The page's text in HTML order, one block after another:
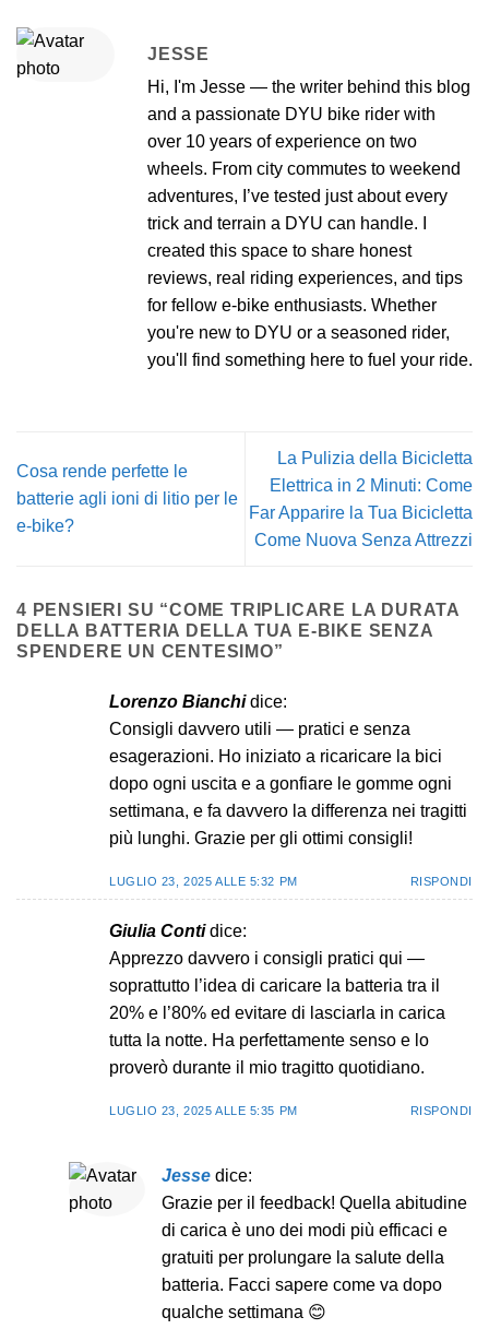
JESSE
Hi, I'm Jesse — the writer behind this blog
and a passionate DYU bike rider with
over 10 years of experience on two
wheels. From city commutes to weekend
adventures, I’ve tested just about every
trick and terrain a DYU can handle. I
created this space to share honest
reviews, real riding experiences, and tips
for fellow e-bike enthusiasts. Whether
you're new to DYU or a seasoned rider,
you'll find something here to fuel your ride.
Cosa rende perfette le
batterie agli ioni di litio per le
e-bike?
La Pulizia della Bicicletta
Elettrica in 2 Minuti: Come
Far Apparire la Tua Bicicletta
Come Nuova Senza Attrezzi
4 PENSIERI SU “COME TRIPLICARE LA DURATA
DELLA BATTERIA DELLA TUA E-BIKE SENZA
SPENDERE UN CENTESIMO”
Lorenzo Bianchi dice:
Consigli davvero utili — pratici e senza
esagerazioni. Ho iniziato a ricaricare la bici
dopo ogni uscita e a gonfiare le gomme ogni
settimana, e fa davvero la differenza nei tragitti
più lunghi. Grazie per gli ottimi consigli!
LUGLIO 23, 2025 ALLE 5:32 PM RISPONDI
Giulia Conti dice:
Apprezzo davvero i consigli pratici qui —
soprattutto l’idea di caricare la batteria tra il
20% e l’80% ed evitare di lasciarla in carica
tutta la notte. Ha perfettamente senso e lo
proverò durante il mio tragitto quotidiano.
LUGLIO 23, 2025 ALLE 5:35 PM RISPONDI
Jesse dice:
Grazie per il feedback! Quella abitudine
di carica è uno dei modi più efficaci e
gratuiti per prolungare la salute della
batteria. Facci sapere come va dopo
qualche settimana 😊